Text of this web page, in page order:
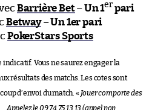
Barrière Bet–Un 1er pari
Betway–Un 1er pari
PokerStars Sports
Vous ne saurez engager la
résultats des matchs. Les cotes sont
d’envoi du match. « Jouer comporte des
le 09 74 75 13 13 (appel non